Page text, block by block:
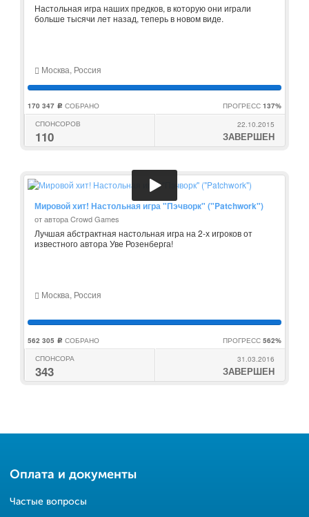
Настольная игра наших предков, в которую они играли
больше тысячи лет назад, теперь в новом виде.
Москва, Россия
170 347 c СОБРАНО ПРОГРЕСС 137%
СПОНСОРОВ
110
22.10.2015
ЗАВЕРШЕН
Мировой хит! Настольная игра "Пэчворк" ("Patchwork")
от автора Crowd Games
Лучшая абстрактная настольная игра на 2-х игроков от
известного автора Уве Розенберга!
Москва, Россия
562 305 c СОБРАНО ПРОГРЕСС 562%
СПОНСОРА
343
31.03.2016
ЗАВЕРШЕН
Оплата и документы
Частые вопросы